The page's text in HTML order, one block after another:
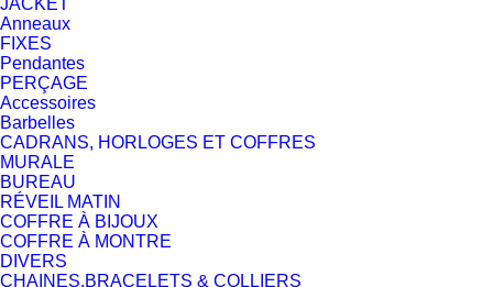
JACKET
Anneaux
FIXES
Pendantes
PERÇAGE
Accessoires
Barbelles
CADRANS, HORLOGES ET COFFRES
MURALE
BUREAU
RÉVEIL MATIN
COFFRE À BIJOUX
COFFRE À MONTRE
DIVERS
CHAINES,BRACELETS & COLLIERS